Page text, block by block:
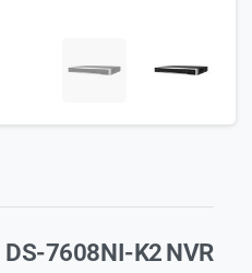
DS-7608NI-K2 NVR